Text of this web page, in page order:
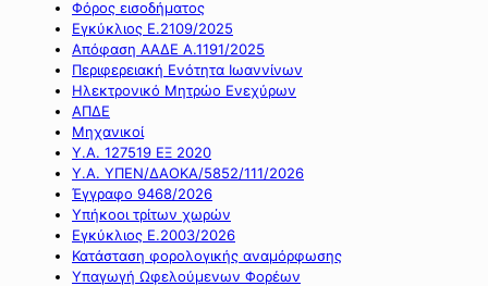
Φόρος εισοδήματος
Εγκύκλιος Ε.2109/2025
Απόφαση ΑΑΔΕ Α.1191/2025
Περιφερειακή Ενότητα Ιωαννίνων
Ηλεκτρονικό Μητρώο Ενεχύρων
ΑΠΔΕ
Μηχανικοί
Υ.Α. 127519 ΕΞ 2020
Υ.Α. ΥΠΕΝ/ΔΑΟΚΑ/5852/111/2026
Έγγραφο 9468/2026
Υπήκοοι τρίτων χωρών
Εγκύκλιος Ε.2003/2026
Κατάσταση φορολογικής αναμόρφωσης
Υπαγωγή Ωφελούμενων Φορέων